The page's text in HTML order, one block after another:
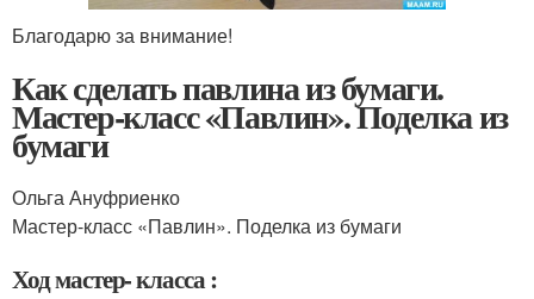
Благодарю за внимание!
Как сделать павлина из бумаги.
Мастер-класс «Павлин». Поделка из
бумаги
Ольга Ануфриенко
Мастер-класс «Павлин». Поделка из бумаги
Ход мастер- класса :